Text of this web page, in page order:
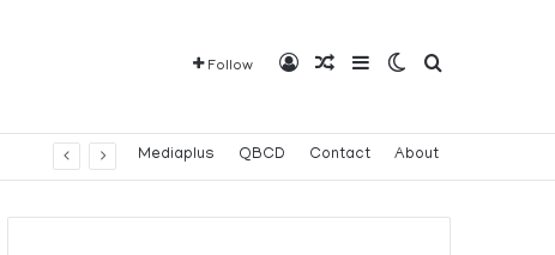
Follow Log InRandom Article
SidebarSwitch skin
Search for
Mediaplus QBCD Contact About